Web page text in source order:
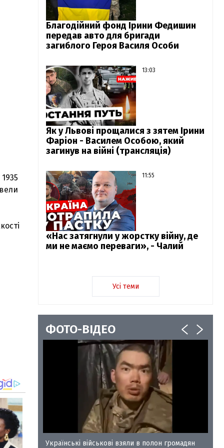
Благодійний фонд Ірини Федишин
передав авто для бригади
загиблого Героя Василя Особи
13:03
Як у Львові прощалися з зятем Ірини
Фаріон - Василем Особою, який
загинув на війні (трансляція)
11:55
«Нас затягнули у жорстку війну, де
ми не маємо переваги», - Чалий
Усі теми
ФОТО-ВІДЕО
35
Українські військові взяли в полон громадян